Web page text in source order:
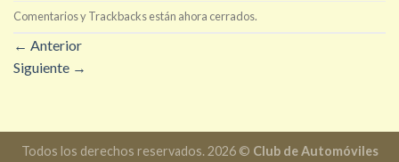
Comentarios y Trackbacks están ahora cerrados.
← Anterior
Siguiente →
Todos los derechos reservados. 2026 © Club de Automóviles